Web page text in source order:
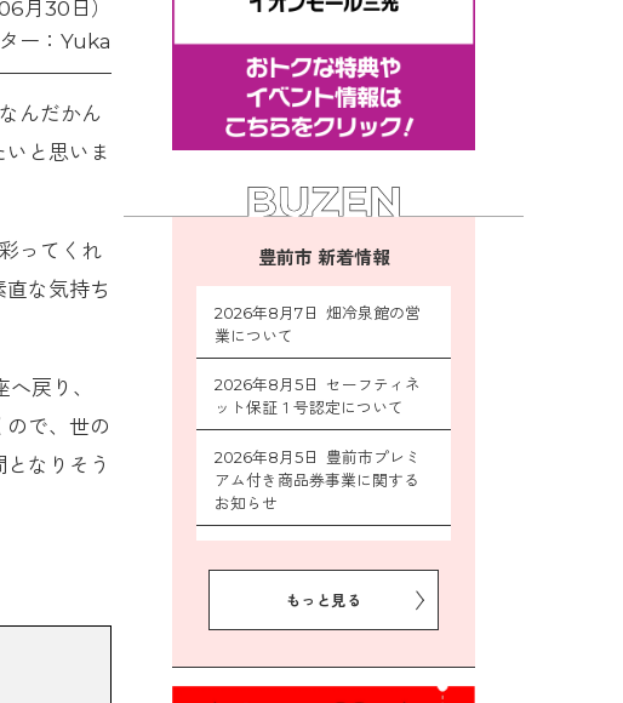
月30日）
ー：Yuka
んだかん
と思いま
ってくれ
な気持ち
戻り、
で、世の
なりそう
豊前市 新着情報
2026年8月7日 畑冷泉館の営
業について
2026年8月5日 セーフティネ
ット保証１号認定について
2026年8月5日 豊前市プレミ
アム付き商品券事業に関する
お知らせ
ン作戦参加者募集
もっと見る